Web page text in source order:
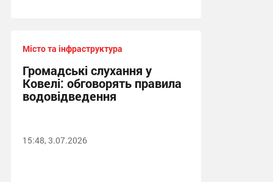
Місто та інфраструктура
Громадські слухання у
Ковелі: обговорять правила
водовідведення
15:48, 3.07.2026